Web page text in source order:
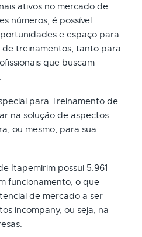
ativos no mercado de
números, é possível
e espaço para
treinamentos, tanto para
que buscam
para Treinamento de
na solução de aspectos
ou mesmo, para sua
Itapemirim possui 5.961
funcionamento, o que
de mercado a ser
incompany, ou seja, na